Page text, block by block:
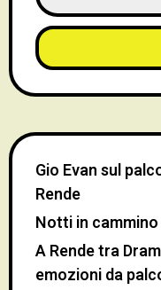
Gio Evan sul
Rende
Notti in
A Rende tra
emozioni da